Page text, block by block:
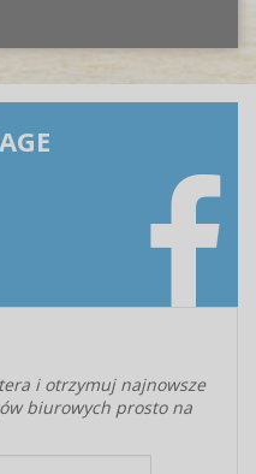
i otrzymuj najnowsze
biurowych prosto na